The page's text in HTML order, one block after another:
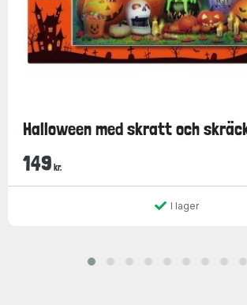
Halloween med skratt och
149 kr.
I lager